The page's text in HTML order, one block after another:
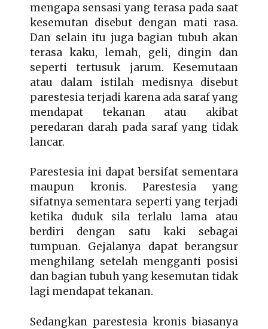
mengapa sensasi yang terasa pada saat
kesemutan disebut dengan mati rasa.
Dan selain itu juga bagian tubuh akan
terasa kaku, lemah, geli, dingin dan
seperti tertusuk jarum. Kesemutaan
atau dalam istilah medisnya disebut
parestesia terjadi karena ada saraf yang
mendapat tekanan atau akibat
peredaran darah pada saraf yang tidak
lancar.
Parestesia ini dapat bersifat sementara
maupun kronis. Parestesia yang
sifatnya sementara seperti yang terjadi
ketika duduk sila terlalu lama atau
berdiri dengan satu kaki sebagai
tumpuan. Gejalanya dapat berangsur
menghilang setelah mengganti posisi
dan bagian tubuh yang kesemutan tidak
lagi mendapat tekanan.
Sedangkan parestesia kronis biasanya